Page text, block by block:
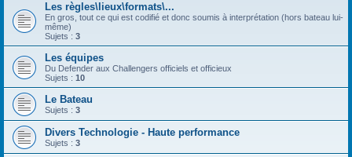
Les règles\lieux\formats\...
En gros, tout ce qui est codifié et donc soumis à interprétation (hors bateau lui-
même)
Sujets : 3
Les équipes
Du Defender aux Challengers officiels et officieux
Sujets : 10
Le Bateau
Sujets : 3
Divers Technologie - Haute performance
Sujets : 3